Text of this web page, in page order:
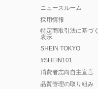
ニュースルーム
採用情報
特定商取引法に基づく
表示
SHEIN TOKYO
#SHEIN101
消費者志向自主宣言
品質管理の取り組み